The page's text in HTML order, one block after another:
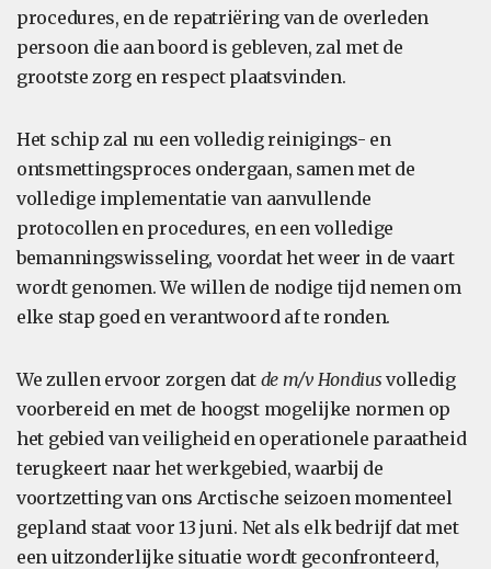
procedures, en de repatriëring van de overleden
persoon die aan boord is gebleven, zal met de
grootste zorg en respect plaatsvinden.
Het schip zal nu een volledig reinigings- en
ontsmettingsproces ondergaan, samen met de
volledige implementatie van aanvullende
protocollen en procedures, en een volledige
bemanningswisseling, voordat het weer in de vaart
wordt genomen. We willen de nodige tijd nemen om
elke stap goed en verantwoord af te ronden.
We zullen ervoor zorgen dat de m/v Hondius volledig
voorbereid en met de hoogst mogelijke normen op
het gebied van veiligheid en operationele paraatheid
terugkeert naar het werkgebied, waarbij de
voortzetting van ons Arctische seizoen momenteel
gepland staat voor 13 juni. Net als elk bedrijf dat met
een uitzonderlijke situatie wordt geconfronteerd,